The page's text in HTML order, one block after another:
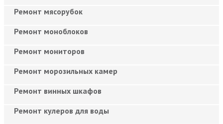
Ремонт мясорубок
Ремонт моноблоков
Ремонт мониторов
Ремонт морозильных камер
Ремонт винных шкафов
Ремонт кулеров для воды